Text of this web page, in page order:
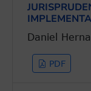
Daniel
PDF